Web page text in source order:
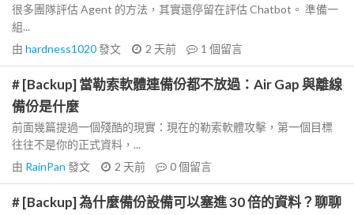
很多團隊評估 Agent 的方法，其實還停留在評估 Chatbot。 準備一
組...
由 hardness1020發文 2 天前 1 個留言
# [Backup] 當勒索軟體連備份都不放過：Air Gap 與離線
備份是什麼
前面幾篇提過一個殘酷的現實：現在的勒索軟體攻擊，第一個目標
往往不是你的正式資料，...
由 RainPan 發文 2 天前 0個留言
# [Backup] 為什麼備份設備可以塞進 30 倍的資料？聊聊